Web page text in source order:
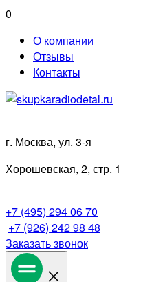
Перейти
содержимому
0
О компании
Отзывы
Контакты
г. Москва, ул. 3-я
Хорошевская, 2, стр. 1
+7 (495) 294 06 70
+7 (926) 242 98 48
Заказать звонок